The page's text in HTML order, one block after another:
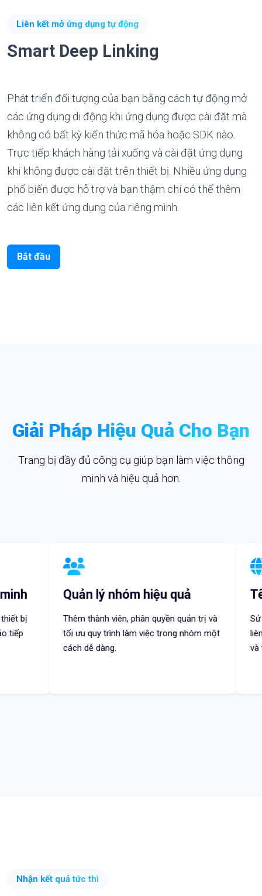
Liên kết mở ứng dụng tự động
Smart Deep Linking
Phát triển đối tượng của bạn bằng cách tự động mở
các ứng dụng di động khi ứng dụng được cài đặt mà
không có bất kỳ kiến ​​thức mã hóa hoặc SDK nào.
Trực tiếp khách hàng tải xuống và cài đặt ứng dụng
khi không được cài đặt trên thiết bị. Nhiều ứng dụng
phổ biến được hỗ trợ và bạn thậm chí có thể thêm
các liên kết ứng dụng của riêng mình.
Bắt đầu
Giải Pháp Hiệu Quả Cho Bạn
Trang bị đầy đủ công cụ giúp bạn làm việc thông
minh và hiệu quả hơn.
Quản lý nhóm hiệu quả
Thêm thành viên, phân quyền quản trị và
tối ưu quy trình làm việc trong nhóm một
Tên miền
Sử dụng tên
liên kết ngắn,
và tạo sự tin cậy
Nhận kết quả tức thì